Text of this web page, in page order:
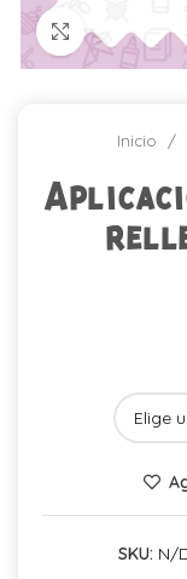
Click para
Inicio
SKU: N/